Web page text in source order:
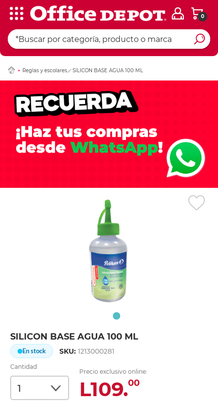
0
Reglas y escolares SILICON BASE AGUA 100 ML
SILICON BASE AGUA 100 ML
En stock SKU:1213000281
Cantidad
Precio exclusivo online:
L109.00
Ingresar Codigo